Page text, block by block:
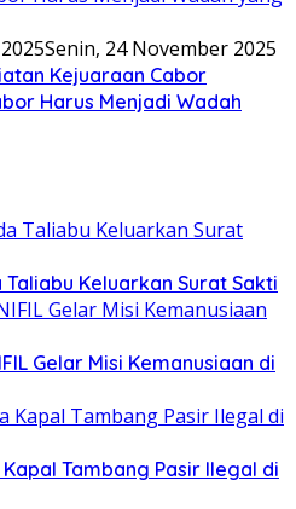
Senin, 24 November 2025
Kejuaraan Cabor
Harus Menjadi Wadah
Keluarkan Surat Sakti
Gelar Misi Kemanusiaan di
Tambang Pasir Ilegal di